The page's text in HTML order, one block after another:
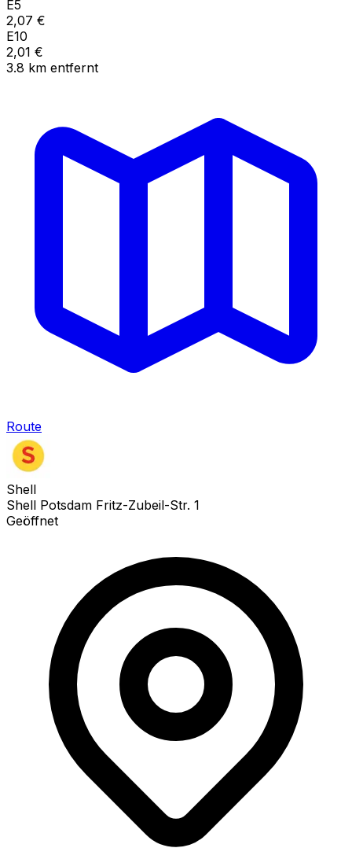
E5
2,07 €
E10
2,01 €
3.8 km entfernt
Route
Shell
Shell Potsdam Fritz-Zubeil-Str. 1
Geöffnet